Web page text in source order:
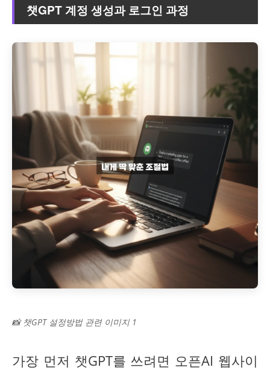
챗GPT 계정 생성과 로그인 과정
📸 챗GPT 설정방법 관련 이미지 1
가장 먼저 챗GPT를 쓰려면 오픈AI 웹사이